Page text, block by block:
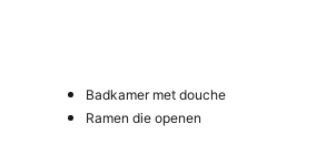
Badkamer met douche
Ramen die openen